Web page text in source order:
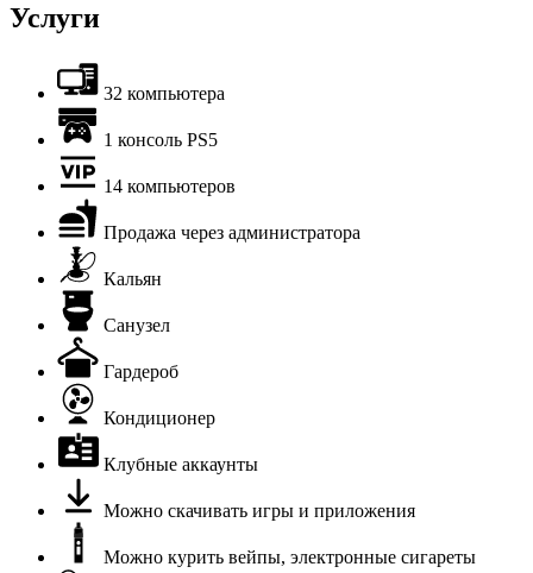
Услуги
32 компьютера
1 консоль PS5
14 компьютеров
Продажа через администратора
Кальян
Санузел
Гардероб
Кондиционер
Клубные аккаунты
Можно скачивать игры и приложения
Можно курить вейпы, электронные сигареты